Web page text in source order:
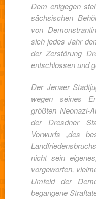
Dem entgegen
sächsischen
von
sich jedes Jahr
der Zerstörung
entschlossen und
Der Jenaer
wegen seines
größten Neonazi-
der Dresdner
Vorwurfs „des
nicht sein
vorgeworfen,
Umfeld der
begangene